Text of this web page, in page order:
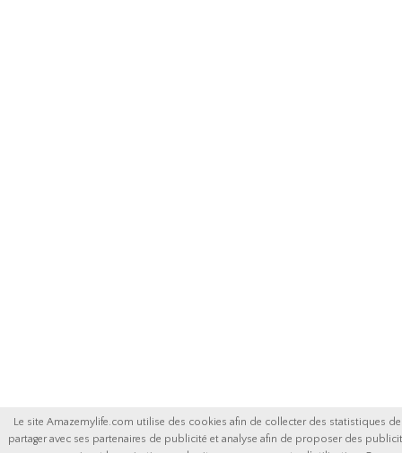
Le site Amazemylife.com utilise des cookies afin de collecter des statistiques
partager avec ses partenaires de publicité et analyse afin de proposer des